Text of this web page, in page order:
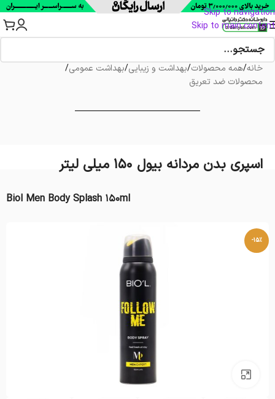
Skip to navigation
Skip to main content
خانه/همه محصولات/بهداشت و زیبایی/بهداشت عمومی/
محصولات ضد تعریق
اسپری بدن مردانه بیول 150 میلی لیتر
Biol Men Body Splash 150ml
-15%